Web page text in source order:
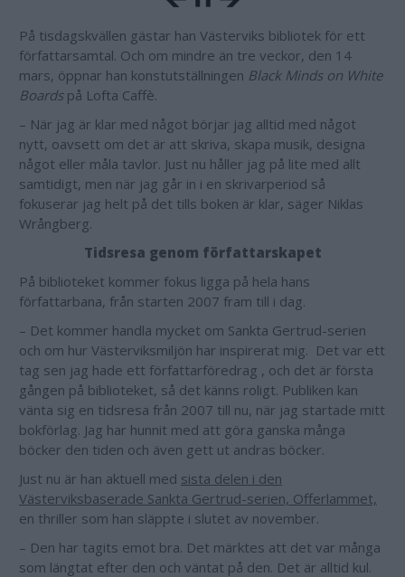
På tisdagskvällen gästar han Västerviks bibliotek för ett
författarsamtal. Och om mindre än tre veckor, den 14
mars, öppnar han konstutställningen Black Minds on White
Boardspå Lofta Caffè.
– När jag är klar med något börjar jag alltid med något
nytt, oavsett om det är att skriva, skapa musik, designa
något eller måla tavlor. Just nu håller jag på lite med allt
samtidigt, men när jag går in i en skrivarperiod så
fokuserar jag helt på det tills boken är klar, säger Niklas
Wrångberg.
Tidsresa genom författarskapet
På biblioteket kommer fokus ligga på hela hans
författarbana, från starten 2007 fram till i dag.
– Det kommer handla mycket om Sankta Gertrud-serien
och om hur Västerviksmiljön har inspirerat mig. Det var ett
tag sen jag hade ett författarföredrag , och det är första
gången på biblioteket, så det känns roligt. Publiken kan
vänta sig en tidsresa från 2007 till nu, när jag startade mitt
bokförlag. Jag har hunnit med att göra ganska många
böcker den tiden och även gett ut andras böcker.
Just nu är han aktuell med sista delen i den
Västerviksbaserade Sankta Gertrud-serien, Offerlammet,
en thriller som han släppte i slutet av november.
– Den har tagits emot bra. Det märktes att det var många
som längtat efter den och väntat på den. Det är alltid kul.